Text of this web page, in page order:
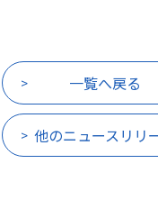
示等
する利用目的の通知、開示
、消去又は第三者提供の停
請された場合は、申請者が
一覧へ戻る
他のニュースリリ